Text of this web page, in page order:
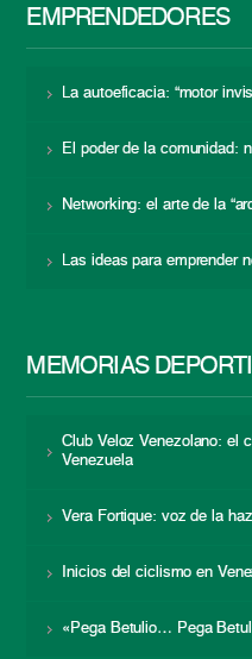
EMPRENDEDORES
La autoeficacia: “motor
El poder de la comunidad:
Networking: el arte de la
Las ideas para emprender
MEMORIAS
Club Veloz Venezolano: el
Venezuela
Vera Fortique: voz de la
Inicios del ciclismo en
«Pega Betulio… Pega